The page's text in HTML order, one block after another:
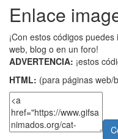
Enlace
¡Con estos códigos
web, blog o en un foro!
ADVERTENCIA: ¡estos
HTML: (para páginas web/